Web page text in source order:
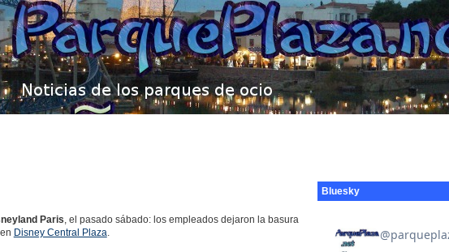
Paris, el pasado sábado: los empleados dejaron la basura
Disney Central Plaza.
Bluesky